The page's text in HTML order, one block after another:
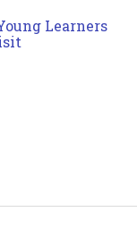
Learners